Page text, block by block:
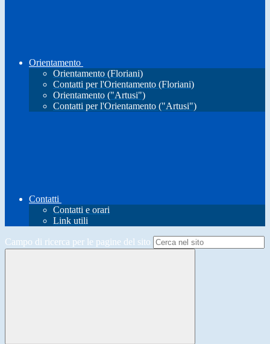
Orientamento
Orientamento (Floriani)
Contatti per l'Orientamento (Floriani)
Orientamento ("Artusi")
Contatti per l'Orientamento ("Artusi")
Contatti
Contatti e orari
Link utili
Campo di ricerca per le pagine del sito